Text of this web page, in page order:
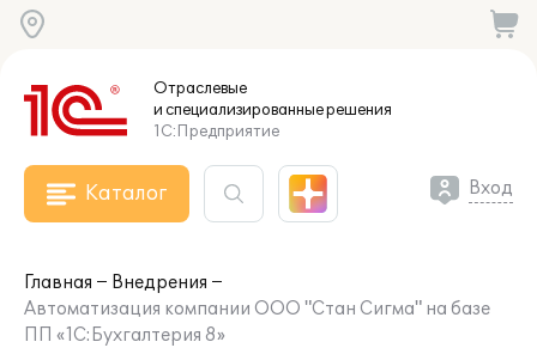
Отраслевые
и специализированныерешения
1С:Предприятие
Каталог Вход
Главная
Внедрения
Автоматизация компании ООО "Стан Сигма" на базе
ПП «1С:Бухгалтерия 8»